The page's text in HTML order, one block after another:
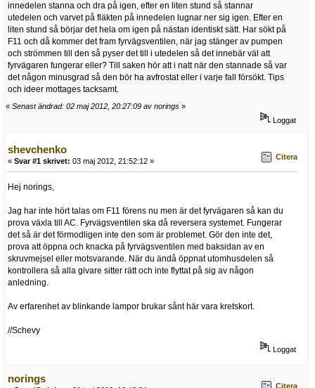
innedelen stanna och dra på igen, efter en liten stund så stannar
utedelen och varvet på fläkten på innedelen lugnar ner sig igen. Efter en
liten stund så börjar det hela om igen på nästan identiskt sätt. Har sökt på
F11 och då kommer det fram fyrvägsventilen, när jag stänger av pumpen
och strömmen till den så pyser det till i utedelen så det innebär väl att
fyrvägaren fungerar eller? Till saken hör att i natt när den stannade så var
det någon minusgrad så den bör ha avfrostat eller i varje fall försökt. Tips
och ideer mottages tacksamt.
« Senast ändrad: 02 maj 2012, 20:27:09 av norings »
Loggat
shevchenko
« Svar #1 skrivet: 03 maj 2012, 21:52:12 » Citera
Hej norings,
Jag har inte hört talas om F11 förens nu men är det fyrvägaren så kan du
prova växla till AC. Fyrvägsventilen ska då reversera systemet. Fungerar
det så är det förmodligen inte den som är problemet. Gör den inte det,
prova att öppna och knacka på fyrvägsventilen med baksidan av en
skruvmejsel eller motsvarande. När du ändå öppnat utomhusdelen så
kontrollera så alla givare sitter rätt och inte flyttat på sig av någon
anledning.
Av erfarenhet av blinkande lampor brukar sånt här vara kretskort.
//Schevy
Loggat
norings
Citera